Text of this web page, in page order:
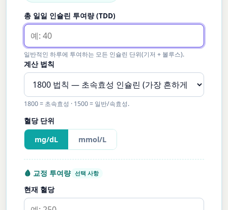
총 일일 인슐린 투여량 (TDD)
일반적인 하루에 투여하는 모든 인슐린 단위(기저 + 볼루스).
계산 법칙
1800 = 초속효성 · 1500 = 일반/속효성.
혈당 단위
mg/dL
mmol/L
🩸 교정 투여량 선택 사항
현재 혈당